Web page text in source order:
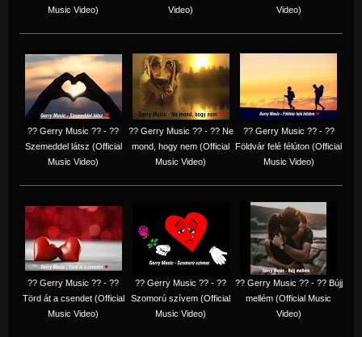
Music Video)
Video)
Video)
?? Gerry Music ?? - ??
Szemeddel látsz (Official
Music Video)
?? Gerry Music ?? - ?? Ne
mond, hogy nem (Official
Music Video)
?? Gerry Music ?? - ??
Földvár felé félúton (Official
Music Video)
?? Gerry Music ?? - ??
Törd át a csendet (Official
Music Video)
?? Gerry Music ?? - ??
Szomorú szívem (Official
Music Video)
?? Gerry Music ?? - ?? Bújj
mellém (Official Music
Video)